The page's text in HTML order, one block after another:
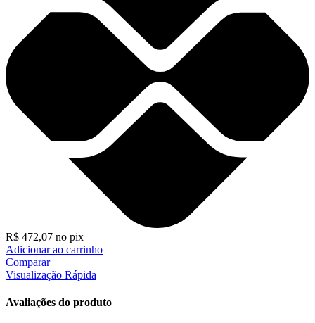
R$ 472,07 no pix
Adicionar ao carrinho
Comparar
Visualização Rápida
Avaliações do produto